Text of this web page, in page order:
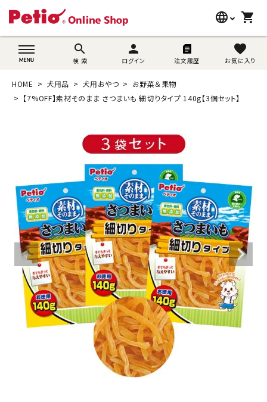
language
wovn-lang-name
shopping_cart
search
検 索
person
ログイン 注文履歴
favorite
お気に入り
search
猫用品
ブランド別に探す
目的別に探す
SNS
ご利用案内
ACCOUNT MENU
ようこそ ゲスト 様
ログイン person 新規会員登録
HOME 犬用品 犬用おやつ
お野菜＆果物
【7%OFF】素材そのまま さつまいも 細切りタイプ 140g【3個セット】